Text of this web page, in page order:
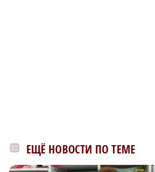
ЕЩЁ НОВОСТИ ПО ТЕМЕ